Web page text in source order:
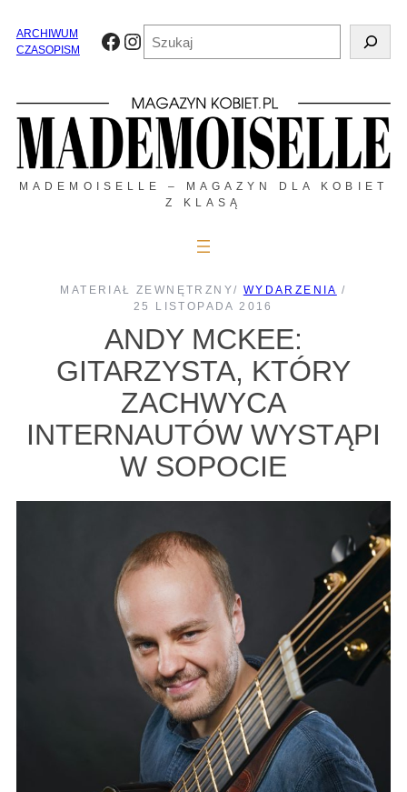
treściARCHIWUM
CZASOPISM
Facebook
Instagram
MADEMOISELLE – MAGAZYN DLA KOBIET
Z KLASĄ
MATERIAŁ ZEWNĘTRZNY/ WYDARZENIA /
25 LISTOPADA 2016
ANDY MCKEE:
GITARZYSTA, KTÓRY
ZACHWYCA
INTERNAUTÓW WYSTĄPI
W SOPOCIE